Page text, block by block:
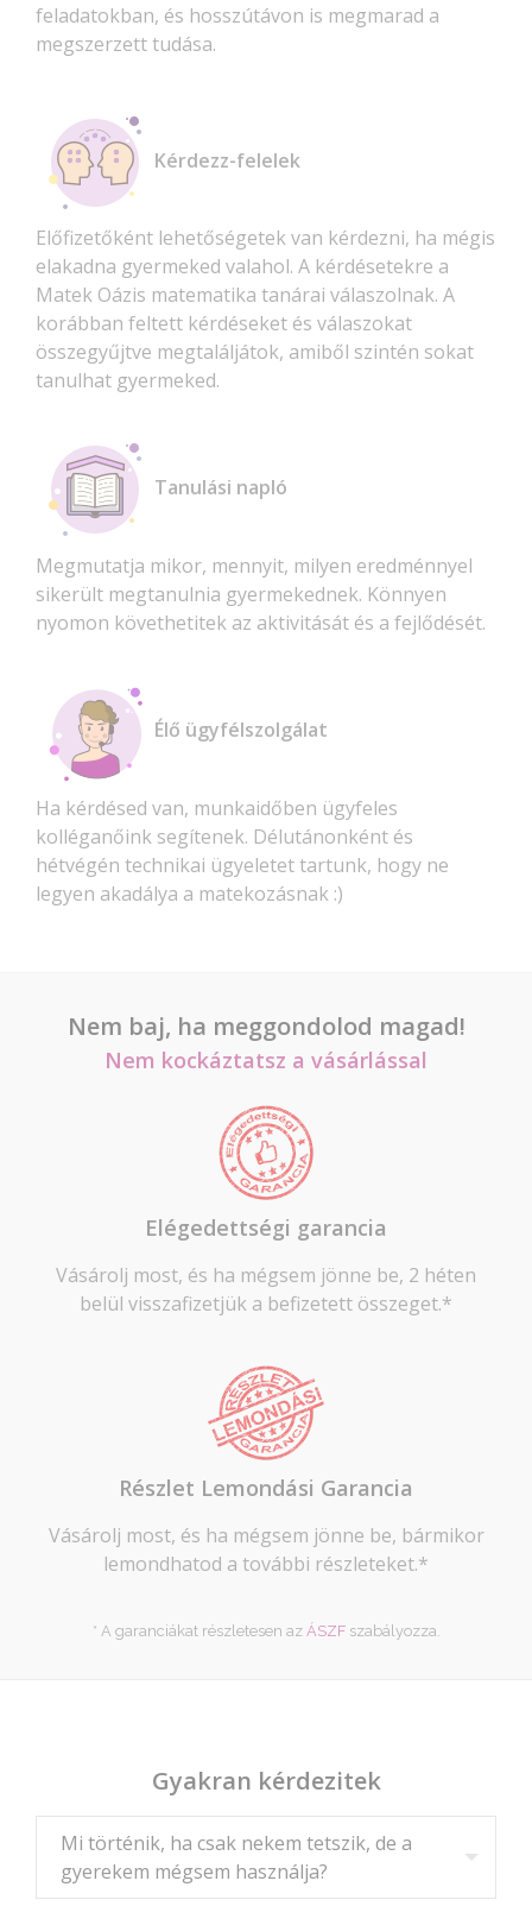
feladatokban, és hosszútávon is megmarad a
megszerzett tudása.
Kérdezz-felelek
Előfizetőként lehetőségetek van kérdezni, ha mégis
elakadna gyermeked valahol. A kérdésetekre a
Matek Oázis matematika tanárai válaszolnak. A
korábban feltett kérdéseket és válaszokat
összegyűjtve megtaláljátok, amiből szintén sokat
tanulhat gyermeked.
Tanulási napló
Megmutatja mikor, mennyit, milyen eredménnyel
sikerült megtanulnia gyermekednek. Könnyen
nyomon követhetitek az aktivitását és a fejlődését.
Élő ügyfélszolgálat
Ha kérdésed van, munkaidőben ügyfeles
kolléganőink segítenek. Délutánonként és
hétvégén technikai ügyeletet tartunk, hogy ne
legyen akadálya a matekozásnak :)
Nem baj, ha meggondolod magad!
Nem kockáztatsz a vásárlással
Elégedettségi garancia
Vásárolj most, és ha mégsem jönne be, 2 héten
belül visszafizetjük a befizetett összeget.*
Részlet Lemondási Garancia
Vásárolj most, és ha mégsem jönne be, bármikor
lemondhatod a további részleteket.*
* A garanciákat részletesen az ÁSZFszabályozza.
Gyakran kérdezitek
Mi történik, ha csak nekem tetszik, de a
gyerekem mégsem használja?